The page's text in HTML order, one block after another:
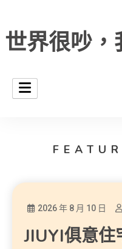
世界很吵
2026 年 8 月 10 日
JIUYI俱意住